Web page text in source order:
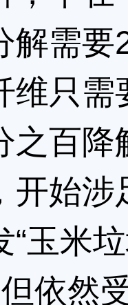
解需
维只
之百
开始
“玉米
依然